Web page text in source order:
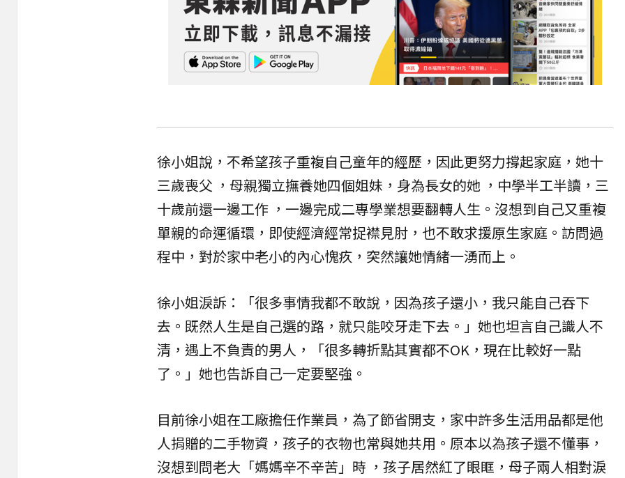
徐小姐說，不希望孩子重複自己童年的經歷，因此更努力撐起家庭，她十
三歲喪父 ，母親獨立撫養她四個姐妹，身為長女的她 ，中學半工半讀，三
十歲前還一邊工作 ，一邊完成二專學業想要翻轉人生。沒想到自己又重複
單親的命運循環，即使經濟經常捉襟見肘，也不敢求援原生家庭。訪問過
程中，對於家中老小的內心愧疚，突然讓她情緒一湧而上。
徐小姐淚訴：「很多事情我都不敢說，因為孩子還小，我只能自己吞下
去。既然人生是自己選的路，就只能咬牙走下去。」她也坦言自己識人不
清，遇上不負責的男人，「很多轉折點其實都不OK，現在比較好一點
了。」她也告訴自己一定要堅強。
目前徐小姐在工廠擔任作業員，為了節省開支，家中許多生活用品都是他
人捐贈的二手物資，孩子的衣物也常與她共用。原本以為孩子還不懂事，
沒想到問老大「媽媽辛不辛苦」時 ，孩子居然紅了眼眶，母子兩人相對淚